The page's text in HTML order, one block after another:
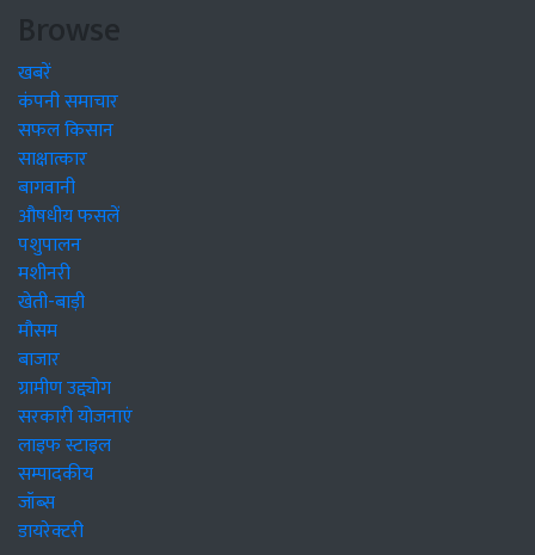
Browse
खबरें
कंपनी समाचार
सफल किसान
साक्षात्कार
बागवानी
औषधीय फसलें
पशुपालन
मशीनरी
खेती-बाड़ी
मौसम
बाजार
ग्रामीण उद्द्योग
सरकारी योजनाएं
लाइफ स्टाइल
सम्पादकीय
जॉब्स
डायरेक्टरी